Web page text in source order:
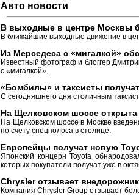
Авто новости
В выходные в центре Москвы
В ближайшие выходные движение в
Из Мерседеса с «мигалкой»
Известный фотограф и блоггер
с «мигалкой».
«Бомбилы» и таксисты
С сегодняшнего дня столичным
На Щелковском шоссе открыта
На Щелковском шоссе в Москве
по счету спецполоса в столице.
Европейцы получат новую
Японский концерн Toyota
которых покупатели получат уже в
Chrysler отзывает
Компания Chrysler Group отзывает